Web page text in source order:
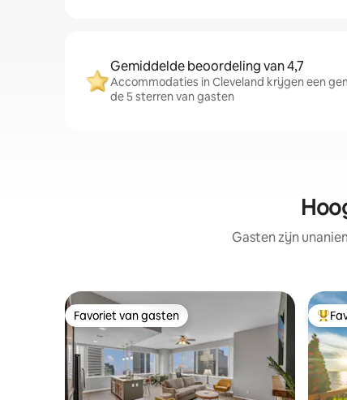
Gemiddelde beoordeling van 4,7
Accommodaties in Cleveland krijgen een
de 5 sterren van gasten
Gasten zijn
Favoriet van gasten
Favoriet van gasten